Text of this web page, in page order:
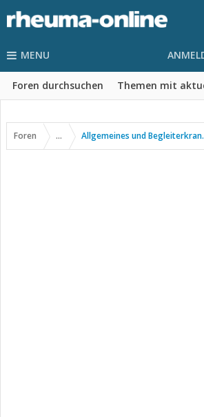
MENU
Foren durchsuchen Themen mit
Foren ... Allgemeines und